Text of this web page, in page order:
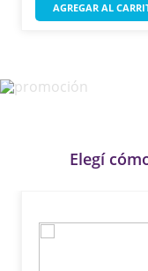
AGREGAR AL
Elegí